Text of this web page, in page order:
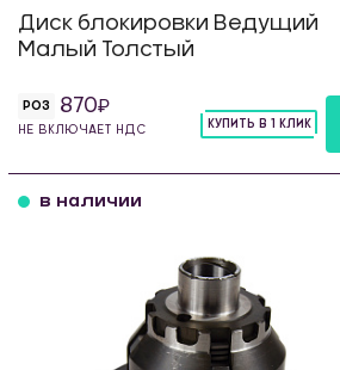
Диск блокировки Ведущий
Малый Толстый
РОЗ 870
НЕ ВКЛЮЧАЕТ НДС КУПИТЬ В 1 КЛИК
в наличии